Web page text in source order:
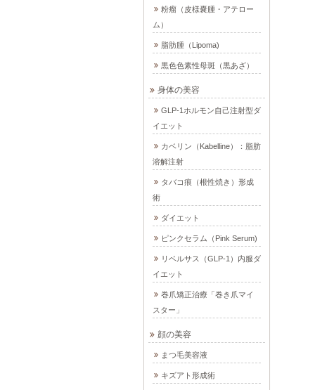
粉瘤（皮様嚢腫・アテロー
ム）
脂肪腫（Lipoma)
黒色色素性母斑（黒あざ）
身体の美容
GLP-1ホルモン自己注射型ダ
イエット
カベリン（Kabelline）：脂肪
溶解注射
タバコ痕（根性焼き）形成
術
ダイエット
ピンクセラム（Pink Serum)
リベルサス（GLP-1）内服ダ
イエット
巻爪矯正治療「巻き爪マイ
スター」
顔の美容
まつ毛美容液
キズアト形成術